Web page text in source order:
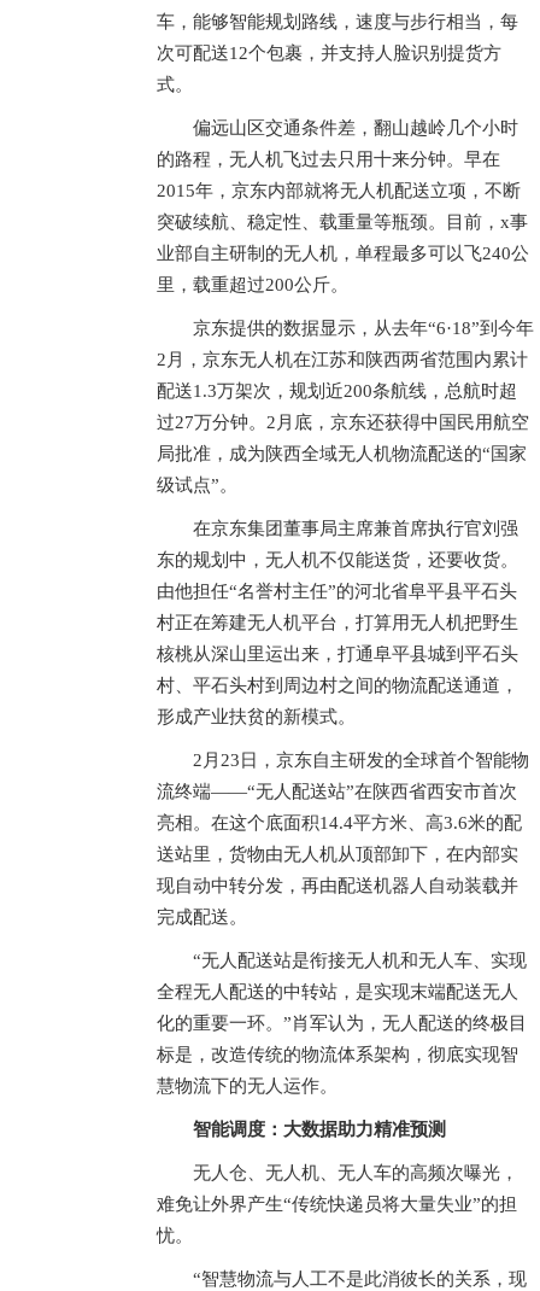
车，能够智能规划路线，速度与步行相当，每
次可配送12个包裹，并支持人脸识别提货方
式。
偏远山区交通条件差，翻山越岭几个小时
的路程，无人机飞过去只用十来分钟。早在
2015年，京东内部就将无人机配送立项，不断
突破续航、稳定性、载重量等瓶颈。目前，x事
业部自主研制的无人机，单程最多可以飞240公
里，载重超过200公斤。
京东提供的数据显示，从去年“6·18”到今年
2月，京东无人机在江苏和陕西两省范围内累计
配送1.3万架次，规划近200条航线，总航时超
过27万分钟。2月底，京东还获得中国民用航空
局批准，成为陕西全域无人机物流配送的“国家
级试点”。
在京东集团董事局主席兼首席执行官刘强
东的规划中，无人机不仅能送货，还要收货。
由他担任“名誉村主任”的河北省阜平县平石头
村正在筹建无人机平台，打算用无人机把野生
核桃从深山里运出来，打通阜平县城到平石头
村、平石头村到周边村之间的物流配送通道，
形成产业扶贫的新模式。
2月23日，京东自主研发的全球首个智能物
流终端——“无人配送站”在陕西省西安市首次
亮相。在这个底面积14.4平方米、高3.6米的配
送站里，货物由无人机从顶部卸下，在内部实
现自动中转分发，再由配送机器人自动装载并
完成配送。
“无人配送站是衔接无人机和无人车、实现
全程无人配送的中转站，是实现末端配送无人
化的重要一环。”肖军认为，无人配送的终极目
标是，改造传统的物流体系架构，彻底实现智
慧物流下的无人运作。
智能调度：大数据助力精准预测
无人仓、无人机、无人车的高频次曝光，
难免让外界产生“传统快递员将大量失业”的担
忧。
“智慧物流与人工不是此消彼长的关系，现